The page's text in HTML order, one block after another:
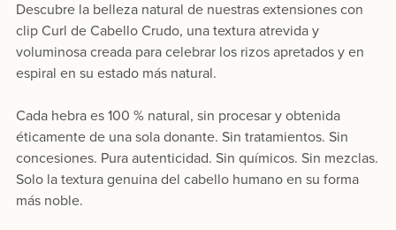
Descubre la belleza natural de nuestras extensiones con
clip Curl de Cabello Crudo, una textura atrevida y
voluminosa creada para celebrar los rizos apretados y en
espiral en su estado más natural.
Cada hebra es 100 % natural, sin procesar y obtenida
éticamente de una sola donante. Sin tratamientos. Sin
concesiones. Pura autenticidad. Sin químicos. Sin mezclas.
Solo la textura genuina del cabello humano en su forma
más noble.